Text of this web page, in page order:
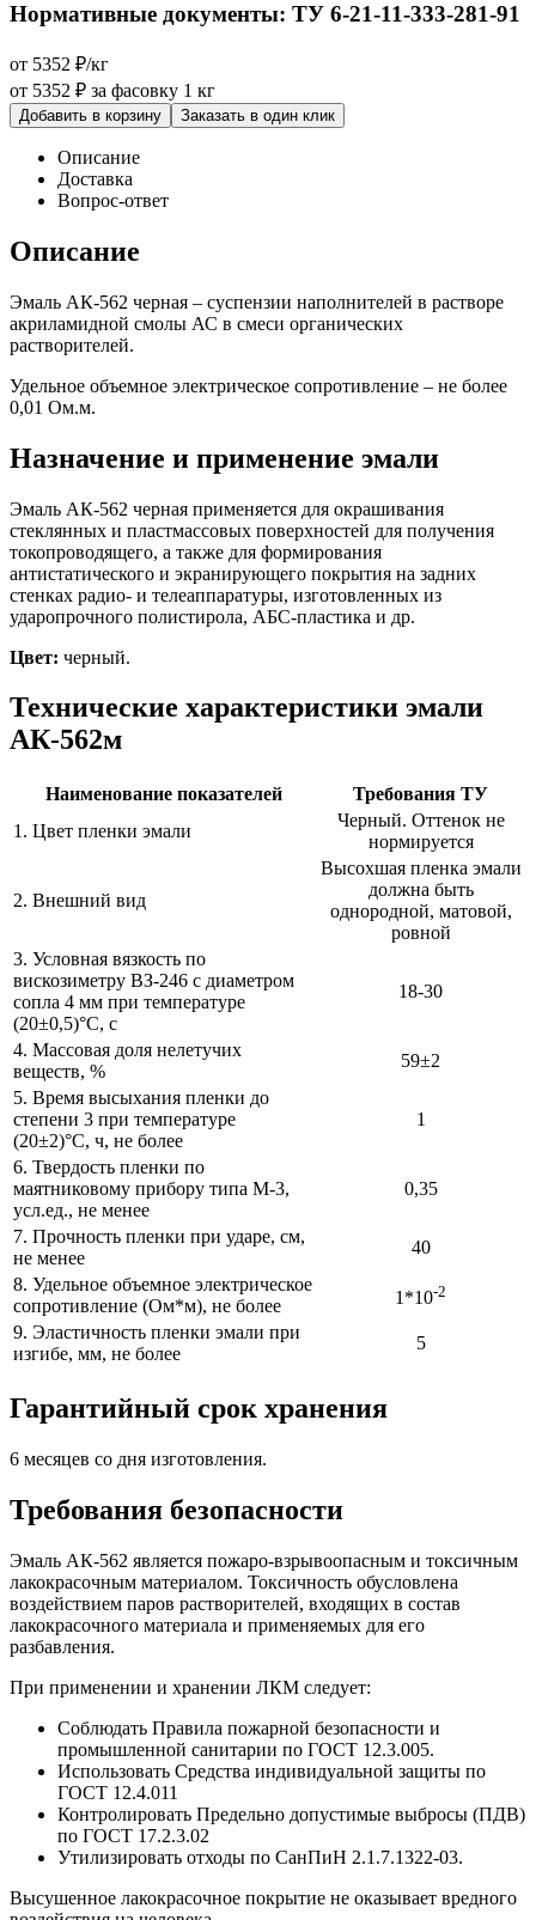
Нормативные документы: ТУ 6-21-11-333-281-91
от 5352 ₽/кг
от 5352 ₽ за фасовку 1 кг
Добавить в корзину Заказать в один клик
Описание
Доставка
Вопрос-ответ
Описание
Эмаль АК-562 черная – суспензии наполнителей в растворе
акриламидной смолы АС в смеси органических
растворителей.
Удельное объемное электрическое сопротивление – не более
0,01 Ом.м.
Назначение и применение эмали
Эмаль АК-562 черная применяется для окрашивания
стеклянных и пластмассовых поверхностей для получения
токопроводящего, а также для формирования
антистатического и экранирующего покрытия на задних
стенках радио- и телеаппаратуры, изготовленных из
ударопрочного полистирола, АБС-пластика и др.
Цвет: черный.
Технические характеристики эмали
АК-562м
Наименование показателей
Требования ТУ
1. Цвет пленки эмали
Черный. Оттенок не
нормируется
2. Внешний вид
Высохшая пленка эмали
должна быть
однородной, матовой,
ровной
3. Условная вязкость по
вискозиметру ВЗ-246 с диаметром
сопла 4 мм при температуре
(20±0,5)°С, с
18-30
4. Массовая доля нелетучих
веществ, %
59±2
5. Время высыхания пленки до
степени 3 при температуре
(20±2)°С, ч, не более
1
6. Твердость пленки по
маятниковому прибору типа М-3,
усл.ед., не менее
0,35
7. Прочность пленки при ударе, см,
не менее
40
8. Удельное объемное электрическое
сопротивление (Ом*м), не более
1*10-2
9. Эластичность пленки эмали при
изгибе, мм, не более
5
Гарантийный срок хранения
6 месяцев со дня изготовления.
Требования безопасности
Эмаль АК-562 является пожаро-взрывоопасным и токсичным
лакокрасочным материалом. Токсичность обусловлена
воздействием паров растворителей, входящих в состав
лакокрасочного материала и применяемых для его
разбавления.
При применении и хранении ЛКМ следует:
Соблюдать Правила пожарной безопасности и
промышленной санитарии по ГОСТ 12.3.005.
Использовать Средства индивидуальной защиты по
ГОСТ 12.4.011
Контролировать Предельно допустимые выбросы (ПДВ)
по ГОСТ 17.2.3.02
Утилизировать отходы по СанПиН 2.1.7.1322-03.
Высушенное лакокрасочное покрытие не оказывает вредного